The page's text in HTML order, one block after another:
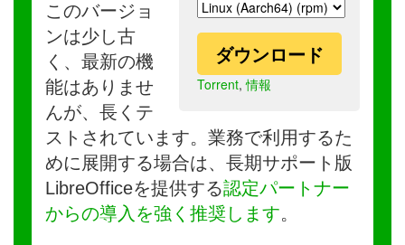
ダウンロード
Torrent,情報
このバージョ
ンは少し古
く、最新の機
能はありませ
んが、長くテ
ストされています。業務で利用するた
めに展開する場合は、長期サポート版
LibreOfficeを提供する認定パートナー
からの導入を強く推奨します。